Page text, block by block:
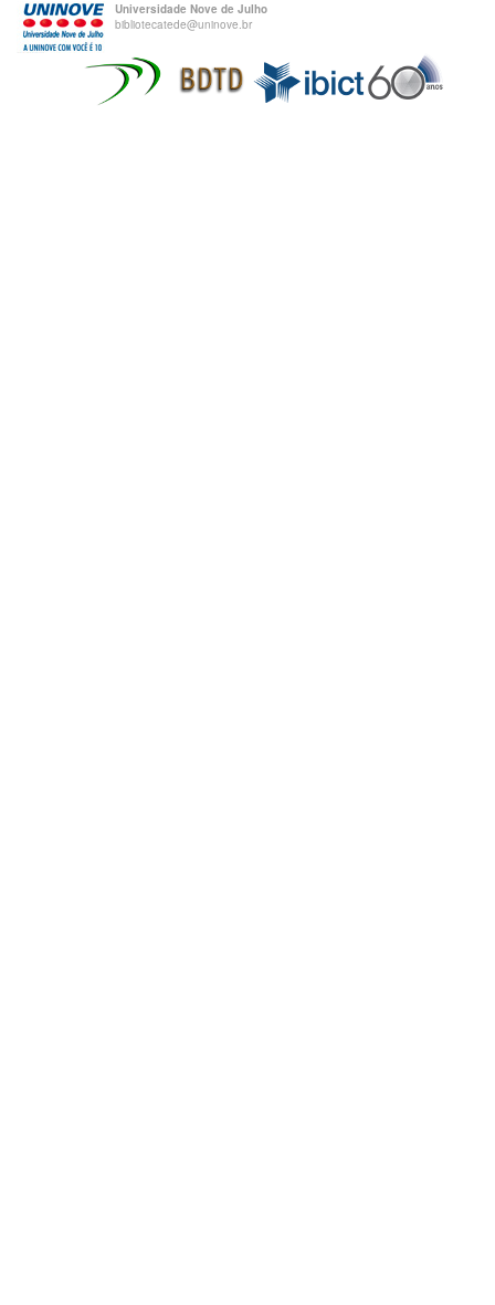
Universidade Nove de Julho
bibliotecatede@uninove.br